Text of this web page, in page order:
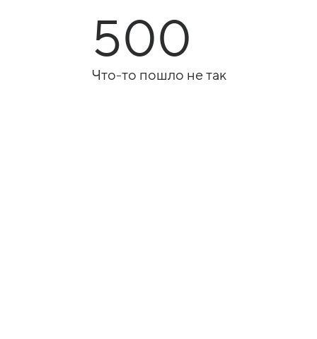
500
Что-то пошло не так